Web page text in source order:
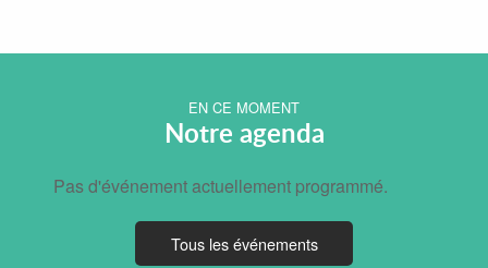
EN CE MOMENT
Notre agenda
Pas d'événement actuellement programmé.
Tous les événements